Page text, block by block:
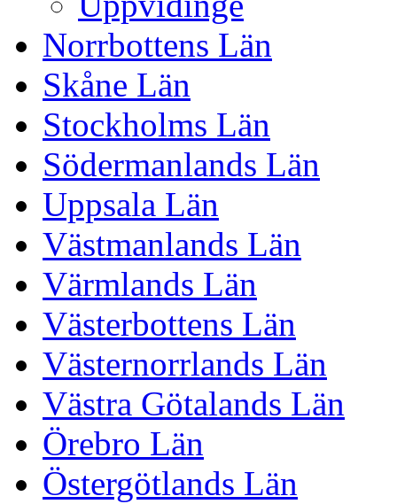
Norrbottens Län
Skåne Län
Stockholms Län
Södermanlands Län
Uppsala Län
Västmanlands Län
Värmlands Län
Västerbottens Län
Västernorrlands Län
Västra Götalands Län
Örebro Län
Östergötlands Län